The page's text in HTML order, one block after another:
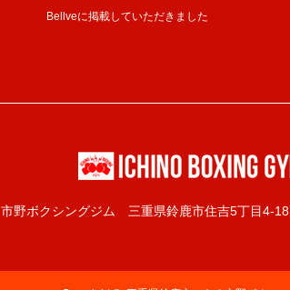
Bellveに掲載していただきました
市野ボクシングジム 三重県鈴鹿市住吉5丁目4-18